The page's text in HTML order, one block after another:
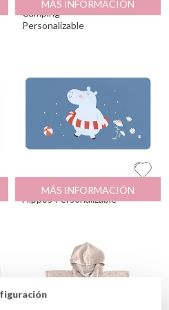
Camping
Personalizable
MÁS INFORMACIÓN
Toalla Playa Microfibra
Hippos Personalizable
23.95
MÁS INFORMACIÓN